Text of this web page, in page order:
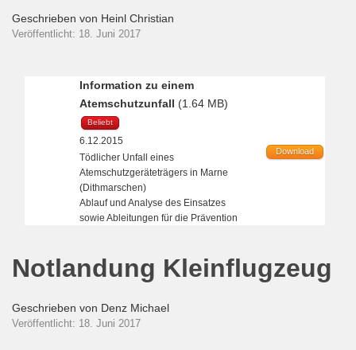
Geschrieben von Heinl Christian
Veröffentlicht: 18. Juni 2017
Information zu einem
Atemschutzunfall (1.64 MB)
Beliebt
Download
6.12.2015
Tödlicher Unfall eines
Atemschutzgeräteträgers in Marne
(Dithmarschen)
Ablauf und Analyse des Einsatzes
sowie Ableitungen für die Prävention
Notlandung Kleinflugzeug
Geschrieben von Denz Michael
Veröffentlicht: 18. Juni 2017